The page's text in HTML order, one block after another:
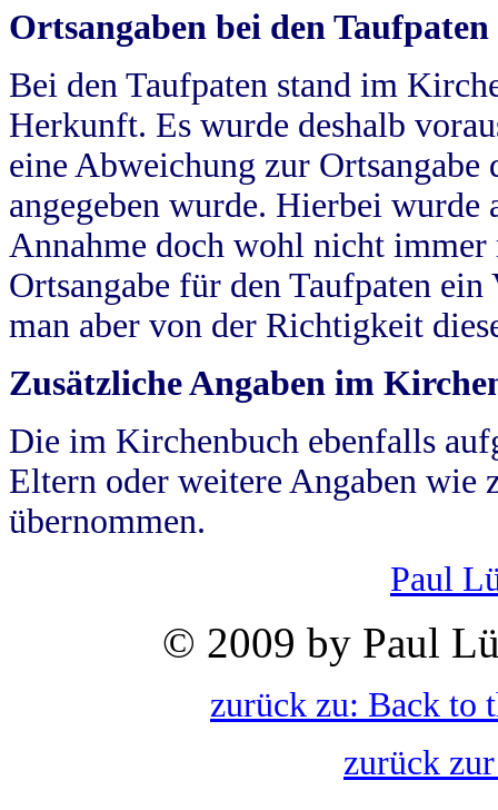
Ortsangaben bei den Taufpaten
Bei den Taufpaten stand im
Herkunft. Es wurde deshalb
eine Abweichung zur
angegeben wurde. Hierbei wurde
Annahme doch wohl nicht
Ortsangabe für den Taufpaten
man aber von der Richtigkeit
Zusätzliche Angaben im
Die im Kirchenbuch ebenfalls
Eltern oder weitere Angaben wie
übernommen.
Paul
© 2009 by Paul
zurück zu: Back to
zurück